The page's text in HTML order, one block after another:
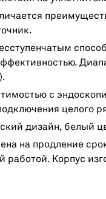
с
целого
дизайн, белый
на продление
работой. Корпус